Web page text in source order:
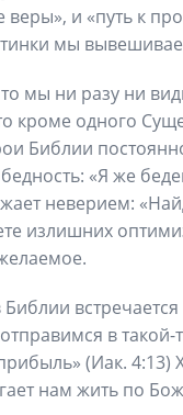
веры», и «путь к
мы
мы ни разу ни
кроме одного
Библии
«Я же
неверием:
излишних
в
(Иак.
нам жить по